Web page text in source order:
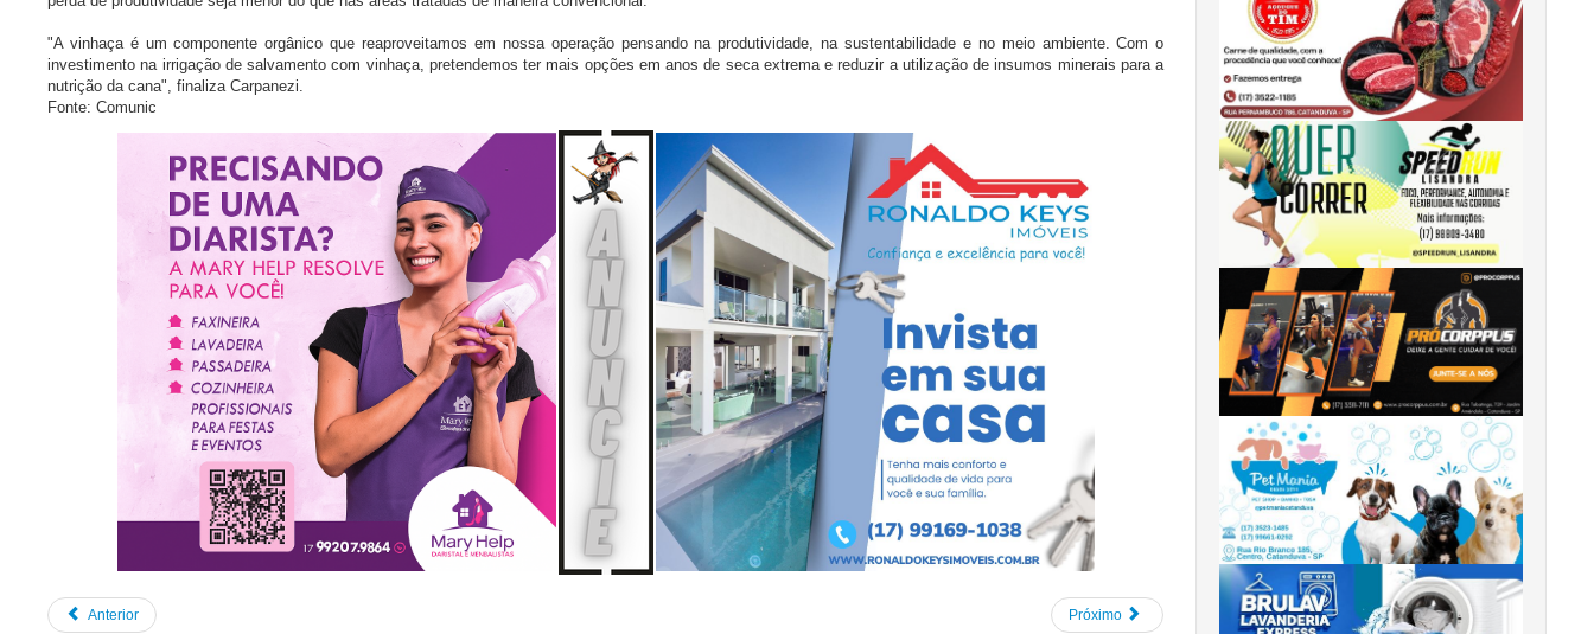
"A vinhaça é um componente orgânico que reaproveitamos em nossa operação pensando na produtividade, na sustentabilidade e no meio ambiente. Com o
investimento na irrigação de salvamento com vinhaça, pretendemos ter mais opções em anos de seca extrema e reduzir a utilização de insumos minerais para a
nutrição da cana", finaliza Carpanezi.
Fonte: Comunic
Anterior Próximo